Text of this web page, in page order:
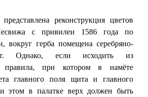
реконструкция цветов
с привилеи 1586 года по
вокруг герба помещена серебряно-
Однако, если исходить из
правила, при котором в намёте
главного поля щита и главного
этом в палатке верх должен быть